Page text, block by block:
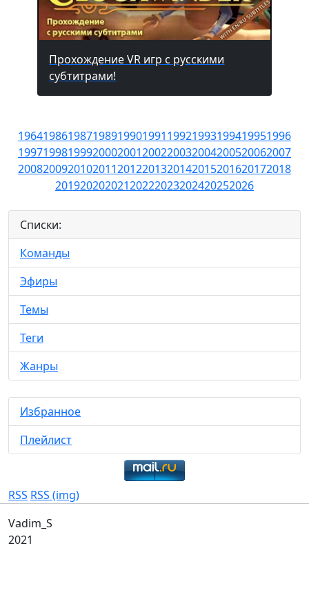
Прохождение VR игр с русскими
субтитрами!
19641986198719891990199119921993199419951996
19971998199920002001200220032004200520062007
20082009201020112012201320142015201620172018
20192020202120222023202420252026
Списки:
Команды
Эфиры
Темы
Теги
Жанры
Избранное
Плейлист
RSS RSS (img)
Vadim_S
2021